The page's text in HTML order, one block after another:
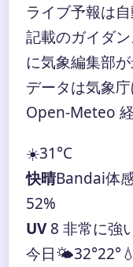
ライブ予報は自
記載のガイダ
に気象編集部が
データは気象
Open-Meteo 経
☀️31°C
快晴Bandai体
52%
UV8 非常に強
今日🌤️32°22°